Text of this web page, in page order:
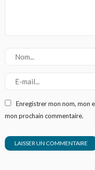
Enregistrer mon nom, mon
mon prochain commentaire.